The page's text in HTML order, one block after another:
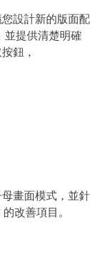
設計新的版面配
並提供清楚明確
鈕，
畫面模式，並針
改善項目。